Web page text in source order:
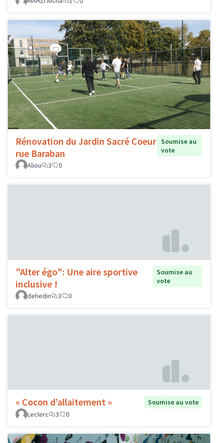
Rénovation du Jardin Sacré Coeur
rue Baraban
Soumise au
vote
Aliou
3 0
"Alter égo": Une aire sportive
inclusive !
Soumise au
vote
dehedin
3 0
« Cocon d’allaitement »
Soumise au vote
Leclerc
3 0